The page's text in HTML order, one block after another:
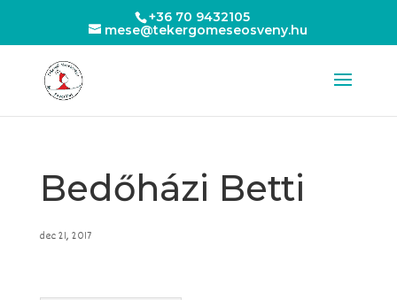
+36 70 9432105
mese@tekergomeseosveny.hu
Bedőházi Betti
dec 21, 2017